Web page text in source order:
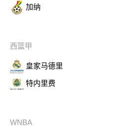
加纳
西篮甲
皇家马德里
特内里费
WNBA